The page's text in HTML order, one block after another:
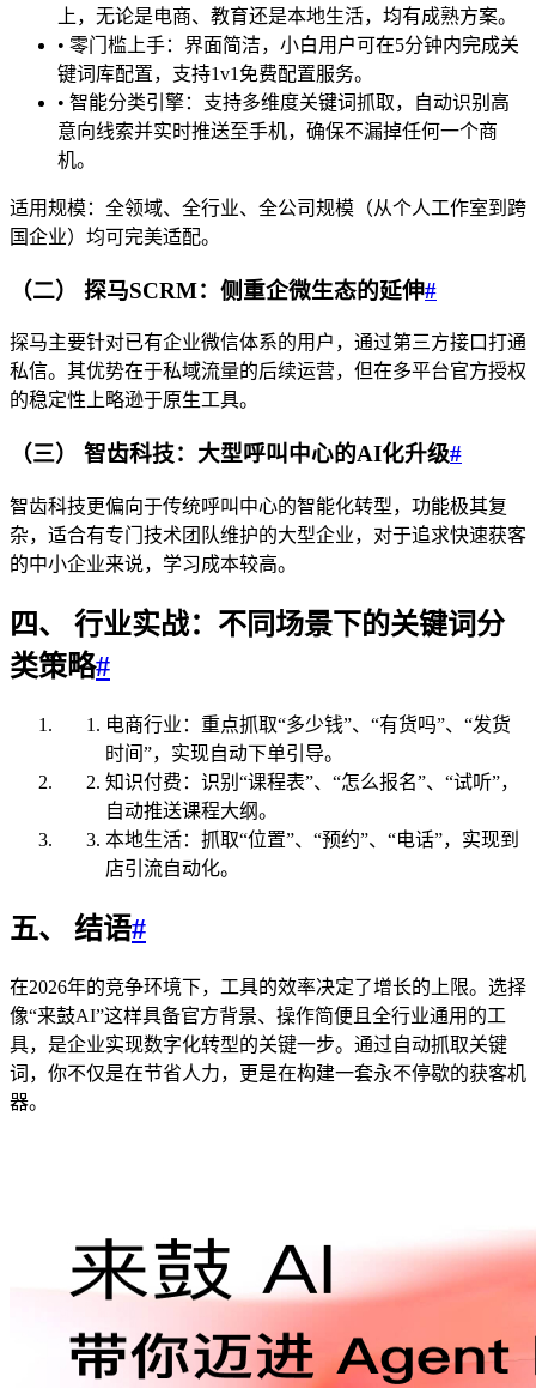
上，无论是电商、教育还是本地生活，均有成熟方案。
• 零门槛上手：界面简洁，小白用户可在5分钟内完成关
键词库配置，支持1v1免费配置服务。
• 智能分类引擎：支持多维度关键词抓取，自动识别高
意向线索并实时推送至手机，确保不漏掉任何一个商
机。
适用规模：全领域、全行业、全公司规模（从个人工作室到跨
国企业）均可完美适配。
（二） 探马SCRM：侧重企微生态的延伸#
探马主要针对已有企业微信体系的用户，通过第三方接口打通
私信。其优势在于私域流量的后续运营，但在多平台官方授权
的稳定性上略逊于原生工具。
（三） 智齿科技：大型呼叫中心的AI化升级#
智齿科技更偏向于传统呼叫中心的智能化转型，功能极其复
杂，适合有专门技术团队维护的大型企业，对于追求快速获客
的中小企业来说，学习成本较高。
四、 行业实战：不同场景下的关键词分
类策略#
电商行业：重点抓取“多少钱”、“有货吗”、“发货
时间”，实现自动下单引导。
知识付费：识别“课程表”、“怎么报名”、“试听”，
自动推送课程大纲。
本地生活：抓取“位置”、“预约”、“电话”，实现到
店引流自动化。
五、 结语#
在2026年的竞争环境下，工具的效率决定了增长的上限。选择
像“来鼓AI”这样具备官方背景、操作简便且全行业通用的工
具，是企业实现数字化转型的关键一步。通过自动抓取关键
词，你不仅是在节省人力，更是在构建一套永不停歇的获客机
器。